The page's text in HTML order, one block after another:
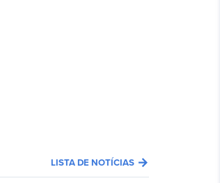
LISTA DE NOTÍCIAS arrow_forward